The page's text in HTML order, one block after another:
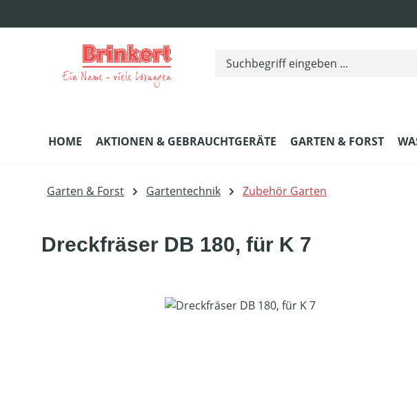
HOME AKTIONEN & GEBRAUCHTGERÄTE GARTEN & FORST
Garten & Forst Gartentechnik Zubehör Garten
Dreckfräser DB 180, für K 7
Bildergalerie überspringen